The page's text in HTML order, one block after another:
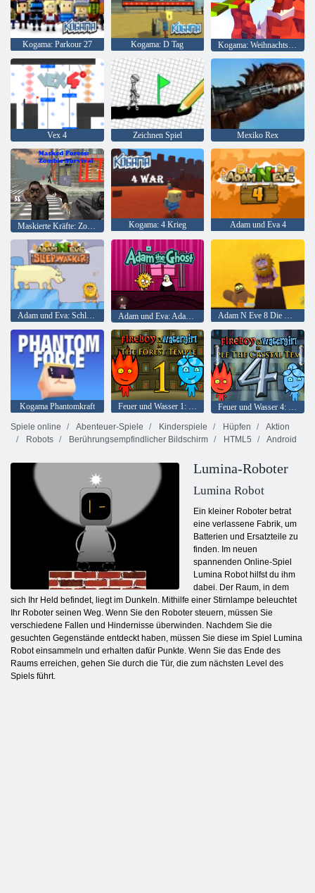
Kogama: Parkour 27 Kogama: D Tag Kogama: Weihnachtsparkour
Vex 4 Zeichnen Spiel Mexiko Rex
Kogama: 4 Krieg Adam und Eva 4
Adam und Eva: Schlafwandler Adam und Eva: Adam der Geist Adam N Eve 8 Die Liebesquest
Kogama Phantomkraft Feuer und Wasser 1: Waldtempel
Feuer und Wasser 4: Kristalltempel
Spiele online
Abenteuer-Spiele Kinderspiele Hüpfen
Aktion
Robots
Berührungsempfindlicher Bildschirm HTML5 Android
Lumina-Roboter
Lumina Robot
Ein kleiner Roboter betrat
eine verlassene Fabrik, um
Batterien und Ersatzteile zu
finden. Im neuen
spannenden Online-Spiel
Lumina Robot hilfst du ihm
dabei. Der Raum, in dem
sich Ihr Held befindet, liegt im Dunkeln. Mithilfe einer Stirnlampe beleuchtet
Ihr Roboter seinen Weg. Wenn Sie den Roboter steuern, müssen Sie
verschiedene Fallen und Hindernisse überwinden. Nachdem Sie die
gesuchten Gegenstände entdeckt haben, müssen Sie diese im Spiel Lumina
Robot einsammeln und erhalten dafür Punkte. Wenn Sie das Ende des
Raums erreichen, gehen Sie durch die Tür, die zum nächsten Level des
Spiels führt.